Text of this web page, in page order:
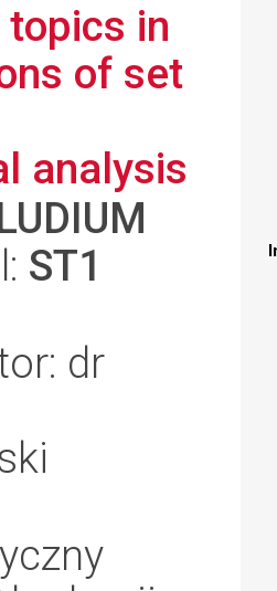
in
of set
analysis
ST1
dr